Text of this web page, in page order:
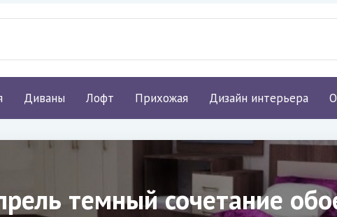
Диваны Лофт Прихожая Дизайн интерьера
темный сочетание